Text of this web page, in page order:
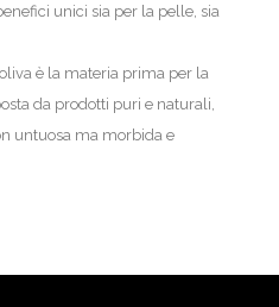
unici sia per la pelle, sia
è la materia prima per la
da prodotti puri e naturali,
untuosa ma morbida e